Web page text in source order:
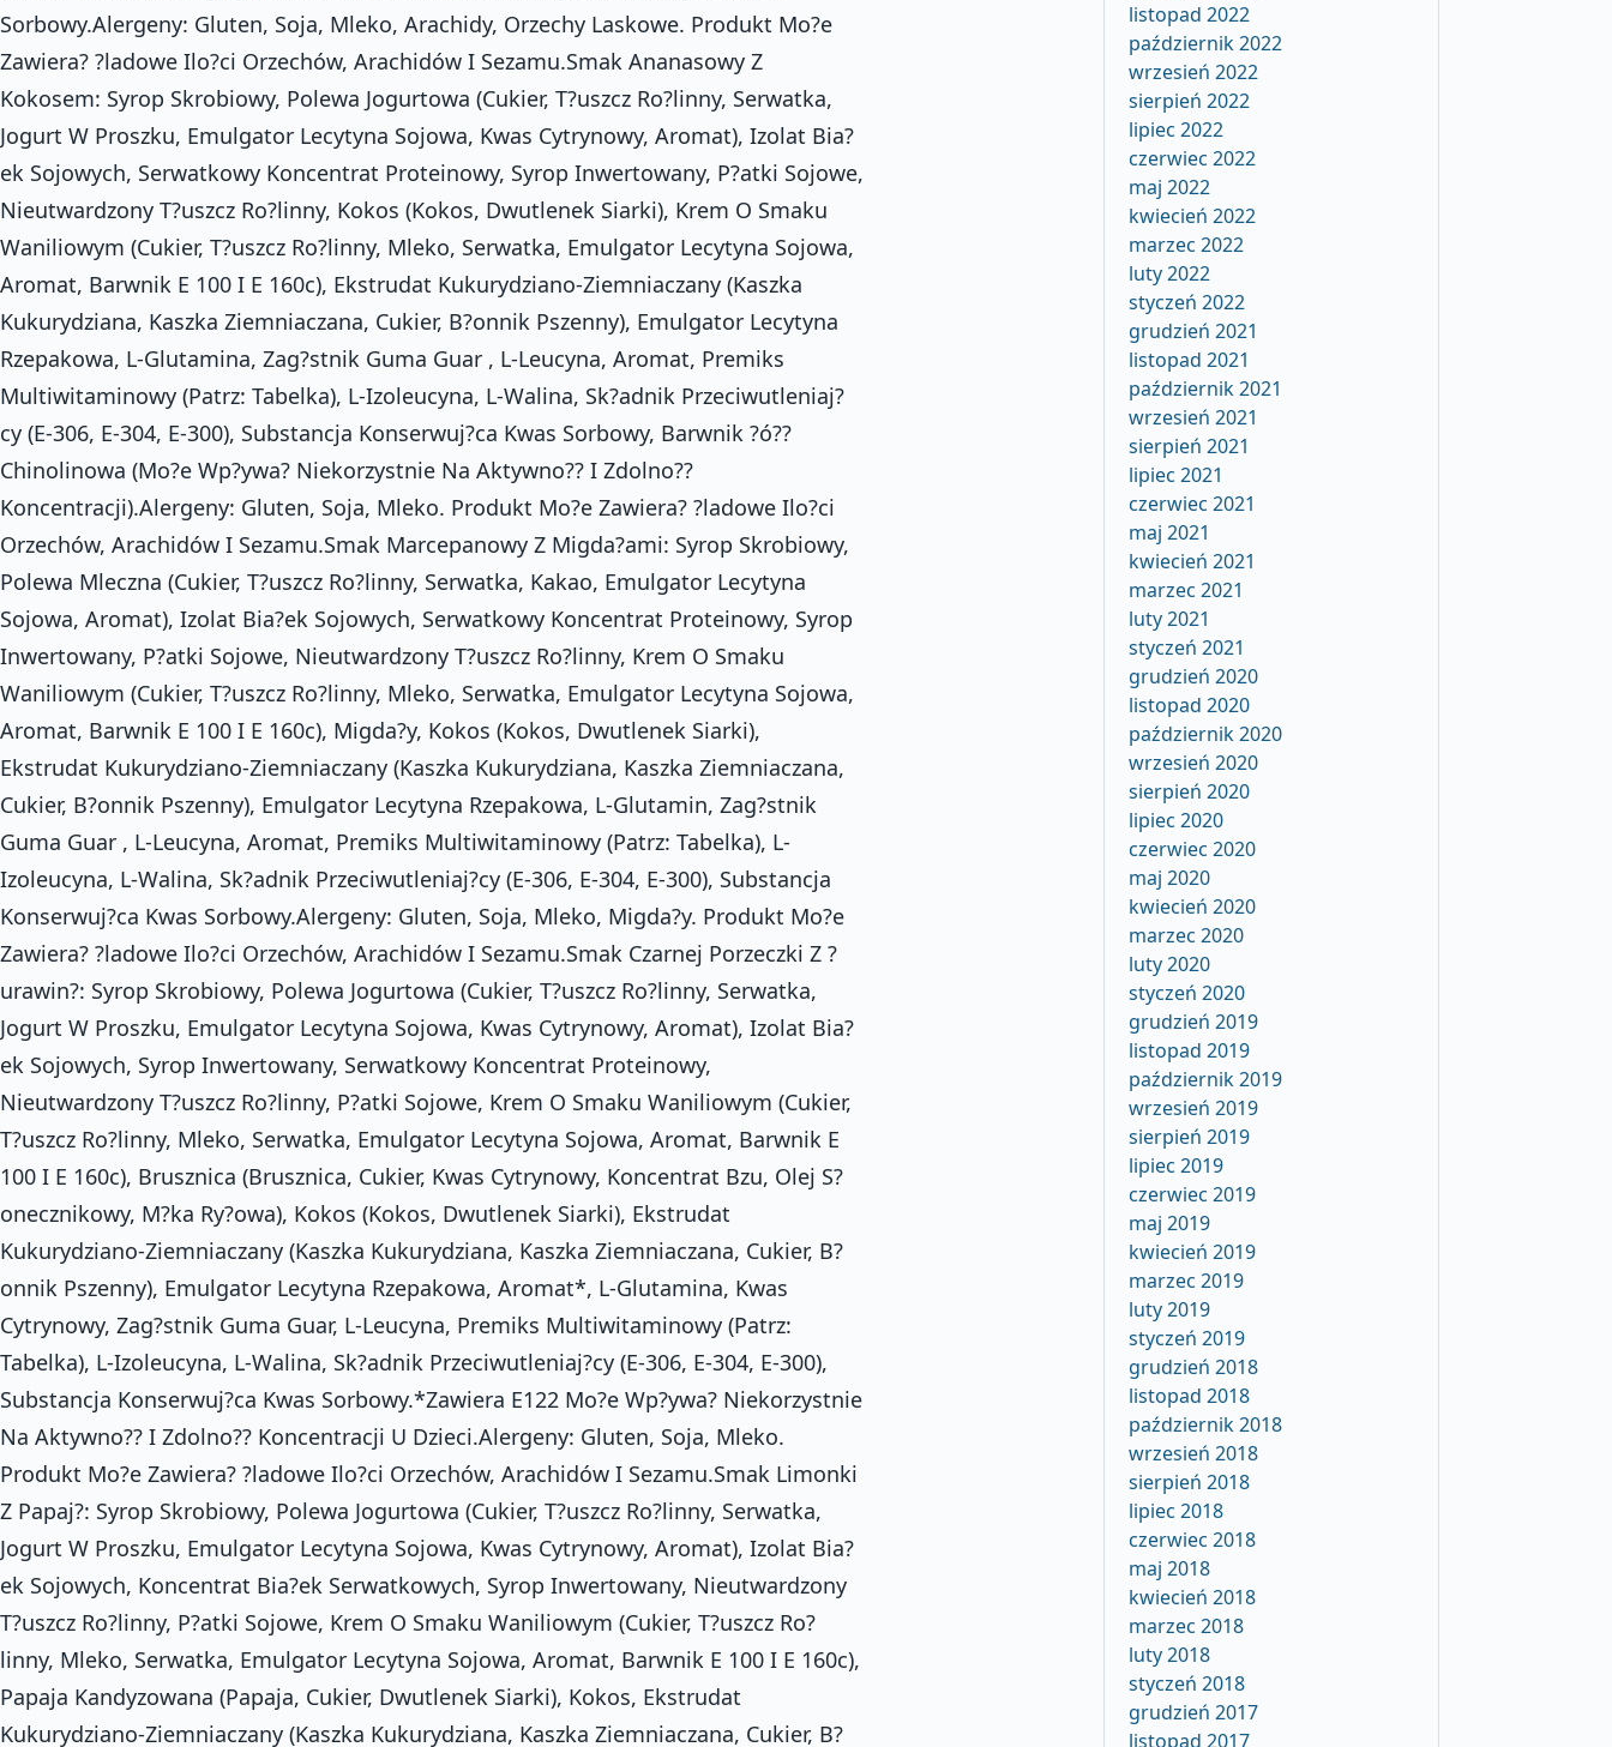
listopad 2022
październik 2022
wrzesień 2022
sierpień 2022
lipiec 2022
czerwiec 2022
maj 2022
kwiecień 2022
marzec 2022
luty 2022
styczeń 2022
grudzień 2021
listopad 2021
październik 2021
wrzesień 2021
sierpień 2021
lipiec 2021
czerwiec 2021
maj 2021
kwiecień 2021
marzec 2021
luty 2021
styczeń 2021
grudzień 2020
listopad 2020
październik 2020
wrzesień 2020
sierpień 2020
lipiec 2020
czerwiec 2020
maj 2020
kwiecień 2020
marzec 2020
luty 2020
styczeń 2020
grudzień 2019
listopad 2019
październik 2019
wrzesień 2019
sierpień 2019
lipiec 2019
czerwiec 2019
maj 2019
kwiecień 2019
marzec 2019
luty 2019
styczeń 2019
grudzień 2018
listopad 2018
październik 2018
wrzesień 2018
sierpień 2018
lipiec 2018
czerwiec 2018
maj 2018
kwiecień 2018
marzec 2018
luty 2018
styczeń 2018
grudzień 2017
listopad 2017